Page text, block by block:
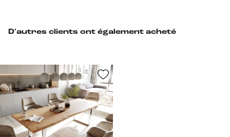
D'autres clients ont également acheté